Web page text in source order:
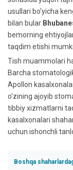
usullari bo'yicha
bilan bular
bemorning
taqdim etishi
Tish muammolari
Barcha
Apollon
o'zining ajoyib
tibbiy xizmatlarni
kasalxonalari
uchun ishonchli
Boshqa